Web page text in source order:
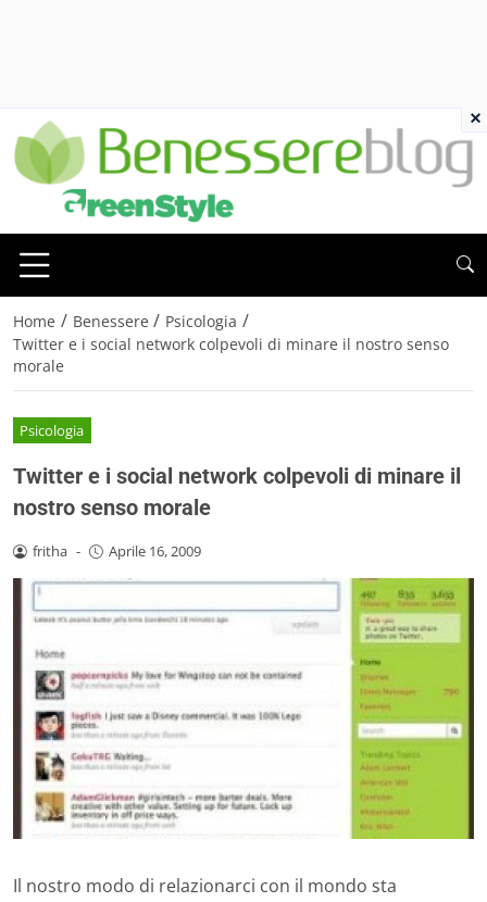
Home / Benessere / Psicologia /
Twitter e i social network colpevoli di minare il nostro senso
morale
Psicologia
Twitter e i social network colpevoli di minare il
nostro senso morale
fritha - Aprile 16, 2009
Il nostro modo di relazionarci con il mondo sta
×